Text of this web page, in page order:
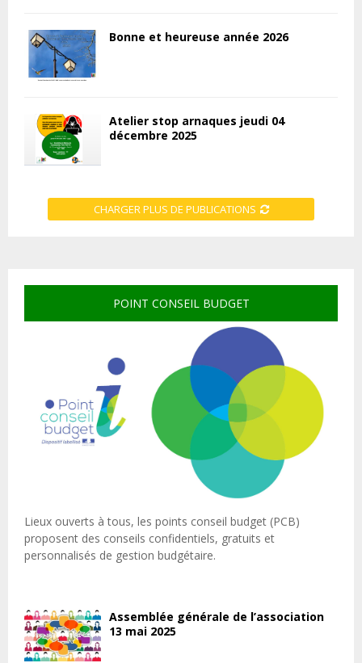
Bonne et heureuse année 2026
Atelier stop arnaques jeudi 04
décembre 2025
CHARGER PLUS DE PUBLICATIONS
POINT CONSEIL BUDGET
Lieux ouverts à tous, les points conseil budget (PCB)
proposent des conseils confidentiels, gratuits et
personnalisés de gestion budgétaire.
Assemblée générale de l’association
13 mai 2025